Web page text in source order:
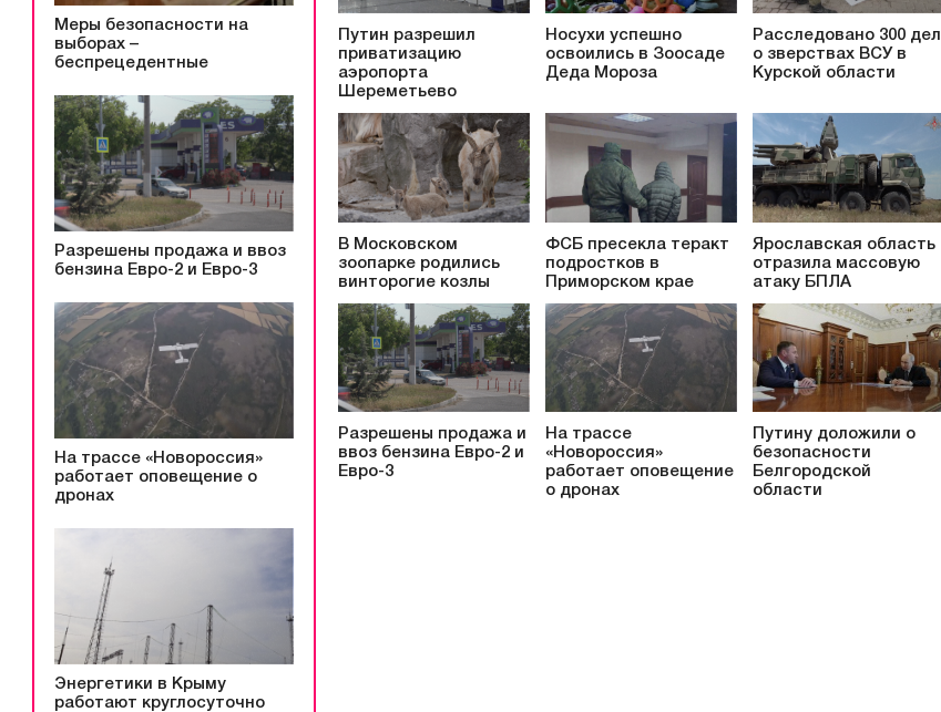
Меры безопасности на
выборах –
беспрецедентные
Разрешены продажа и ввоз
бензина Евро-2 и Евро-3
На трассе «Новороссия»
работает оповещение о
дронах
Энергетики в Крыму
работают круглосуточно
Путин разрешил
приватизацию
аэропорта
Шереметьево
Носухи успешно
освоились в Зоосаде
Деда Мороза
Расследовано 300 дел
о зверствах ВСУ в
Курской области
В Московском
зоопарке родились
винторогие козлы
ФСБ пресекла теракт
подростков в
Приморском крае
Ярославская область
отразила массовую
атаку БПЛА
Разрешены продажа и
ввоз бензина Евро-2 и
Евро-3
На трассе
«Новороссия»
работает оповещение
о дронах
Путину доложили о
безопасности
Белгородской
области